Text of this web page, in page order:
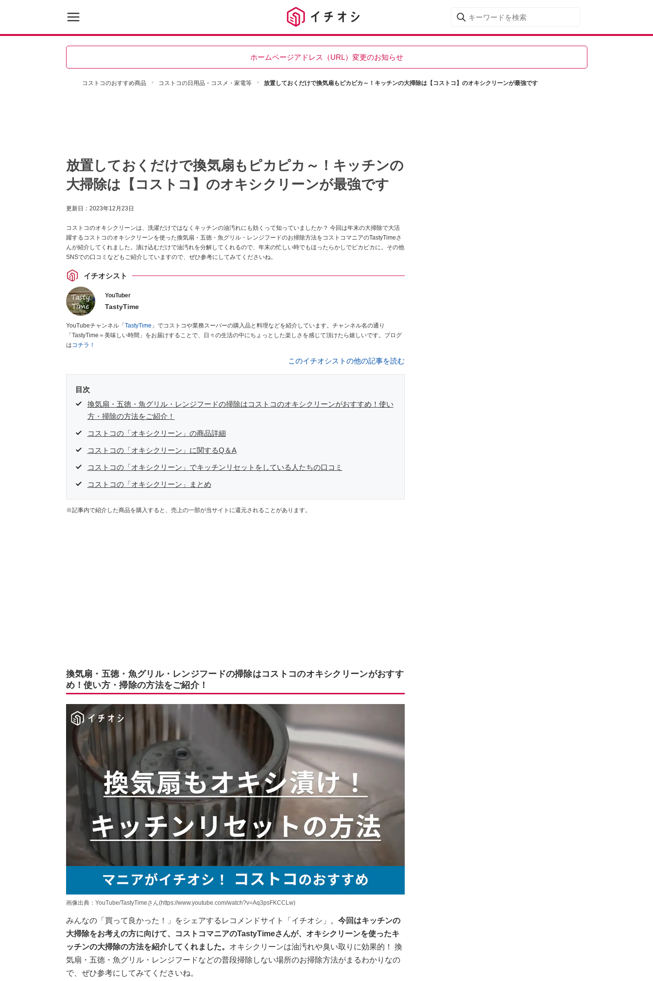
ホームページアドレス（URL）変更のお知らせ
コストコのおすすめ商品 コストコの日用品・コスメ・家電等 放置しておくだけで換気扇もピカピカ～！キッチンの大掃除は【コストコ】のオキシクリーンが最強です
放置しておくだけで換気扇もピカピカ～！キッチンの
大掃除は【コストコ】のオキシクリーンが最強です
更新日： 2023年12月23日
コストコのオキシクリーンは、洗濯だけではなくキッチンの油汚れにも効くって知っていましたか？ 今回は年末の大掃除で大活
躍するコストコのオキシクリーンを使った換気扇・五徳・魚グリル・レンジフードのお掃除方法をコストコマニアのTastyTimeさ
んが紹介してくれました。漬け込むだけで油汚れを分解してくれるので、年末の忙しい時でもほったらかしでピカピカに。その他
SNSでの口コミなどもご紹介していますので、ぜひ参考にしてみてくださいね。
イチオシスト
YouTuber
TastyTime
YouTubeチャンネル「 TastyTime 」でコストコや業務スーパーの購入品と料理などを紹介しています。チャンネル名の通り
「TastyTime＝美味しい時間」をお届けすることで、日々の生活の中にちょっとした楽しさを感じて頂けたら嬉しいです。ブログ
はコチラ！
このイチオシストの他の記事を読む
目次
換気扇・五徳・魚グリル・レンジフードの掃除はコストコのオキシクリーンがおすすめ！使い
方・掃除の方法をご紹介！
コストコの「オキシクリーン」の商品詳細
コストコの「オキシクリーン」に関するQ＆A
コストコの「オキシクリーン」でキッチンリセットをしている人たちの口コミ
コストコの「オキシクリーン」まとめ
※記事内で紹介した商品を購入すると、売上の一部が当サイトに還元されることがあります。
換気扇・五徳・魚グリル・レンジフードの掃除はコストコのオキシクリーンがおすす
め！使い方・掃除の方法をご紹介！
画像出典：YouTube/TastyTimeさん(https://www.youtube.com/watch?v=Aq3psFKCCLw)
みんなの「買って良かった！」をシェアするレコメンドサイト「イチオシ」。 今回はキッチンの
大掃除をお考えの方に向けて、コストコマニアのTastyTimeさんが、オキシクリーンを使ったキ
ッチンの大掃除の方法を紹介してくれました。 オキシクリーンは油汚れや臭い取りに効果的！ 換
気扇・五徳・魚グリル・レンジフードなどの普段掃除しない場所のお掃除方法がまるわかりなの
で、ぜひ参考にしてみてくださいね。